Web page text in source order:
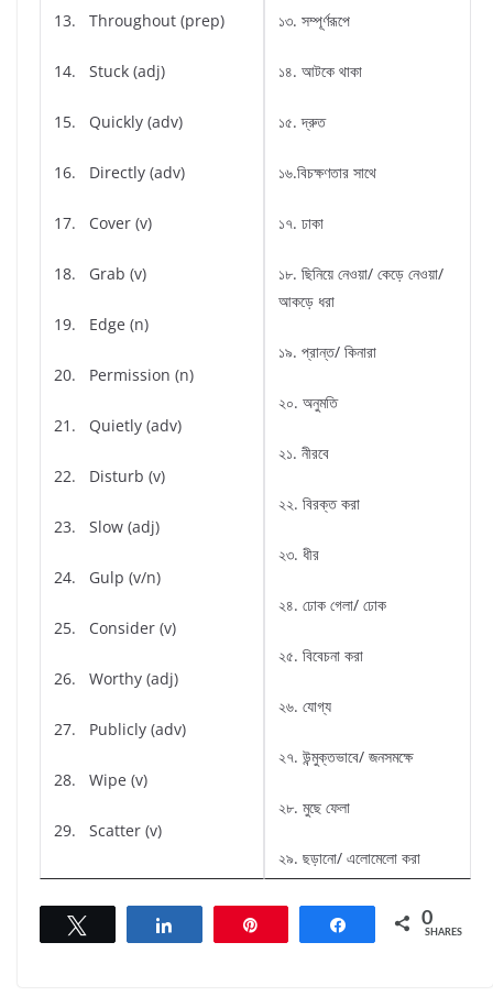
13. Throughout (prep)
14. Stuck (adj)
15. Quickly (adv)
16. Directly (adv)
17. Cover (v)
18. Grab (v)
19. Edge (n)
20. Permission (n)
21. Quietly (adv)
22. Disturb (v)
23. Slow (adj)
24. Gulp (v/n)
25. Consider (v)
26. Worthy (adj)
27. Publicly (adv)
28. Wipe (v)
29. Scatter (v)
১৩. সম্পূর্ণরূপে
১৪. আটকে থাকা
১৫. দ্রুত
১৬.বিচক্ষণতার সাথে
১৭. ঢাকা
১৮. ছিনিয়ে নেওয়া/ কেড়ে নেওয়া/
আকড়ে ধরা
১৯. প্রান্ত/ কিনারা
২০. অনুমতি
২১. নীরবে
২২. বিরক্ত করা
২৩. ধীর
২৪. ঢোক গেলা/ ঢোক
২৫. বিবেচনা করা
২৬. যোগ্য
২৭. উন্মুক্তভাবে/ জনসমক্ষে
২৮. মুছে ফেলা
২৯. ছড়ানো/ এলোমেলো করা
Share 0
SHARES